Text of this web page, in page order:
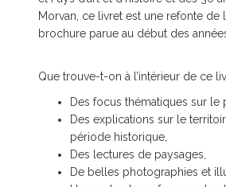
Morvan, ce livret est une refonte de
brochure parue au début des
Que trouve-t-on à l’intérieur de ce
Des focus thématiques sur le
Des explications sur le
période historique,
Des lectures de paysages,
De belles photographies et